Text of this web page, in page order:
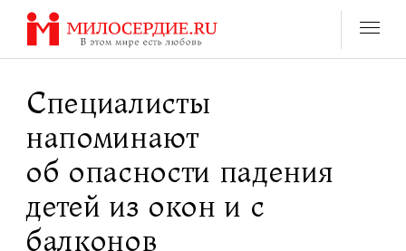
Перейти
содержанию
Специалисты
напоминают
об опасности падения
детей из окон и с
балконов